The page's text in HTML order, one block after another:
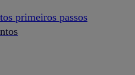
primeiros passos